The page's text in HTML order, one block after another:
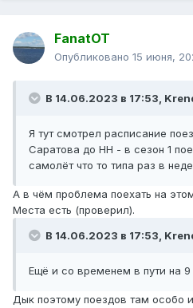
FanatOT
Опубликовано 15 июня,
В 14.06.2023 в 17:53,
Я тут смотрел расписание
Саратова до НН - в сезон 1
самолёт что то типа раз в
А в чём проблема поехать на
Места есть (проверил).
В 14.06.2023 в 17:53,
Ещё и со временем в пути на 9
Дык поэтому поездов там особо